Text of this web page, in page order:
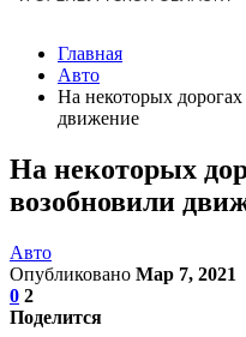
Главная
Авто
На некоторых
движение
На некоторых
возобновили
Авто
Опубликовано Мар 7, 2021
0 2
Поделится